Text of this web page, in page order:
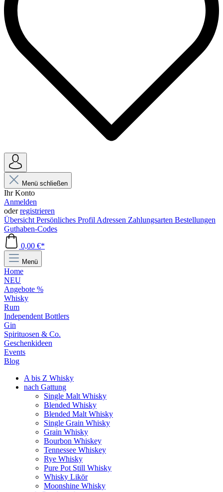
Menü schließen
Ihr Konto
Anmelden
oderregistrieren
Übersicht Persönliches Profil Adressen Zahlungsarten Bestellungen
Guthaben-Codes
0,00 €*
Menü
Home
NEU
Angebote %
Whisky
Rum
Independent Bottlers
Gin
Spirituosen & Co.
Geschenkideen
Events
Blog
A bis Z Whisky
nach Gattung
Single Malt Whisky
Blended Whisky
Blended Malt Whisky
Single Grain Whisky
Grain Whisky
Bourbon Whiskey
Tennessee Whiskey
Rye Whisky
Pure Pot Still Whisky
Whisky Likör
Moonshine Whisky